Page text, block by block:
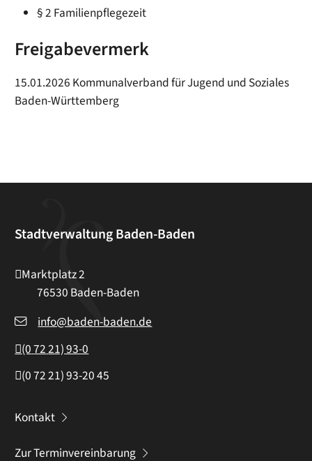
§ 2 Familienpflegezeit
Freigabevermerk
15.01.2026 Kommunalverband für Jugend und Soziales
Baden-Württemberg
Stadtverwaltung Baden-Baden
Marktplatz 2
76530 Baden-Baden
info@baden-baden.de
(07221) 93-0
(07221) 93-2045
Kontakt
Zur Terminvereinbarung